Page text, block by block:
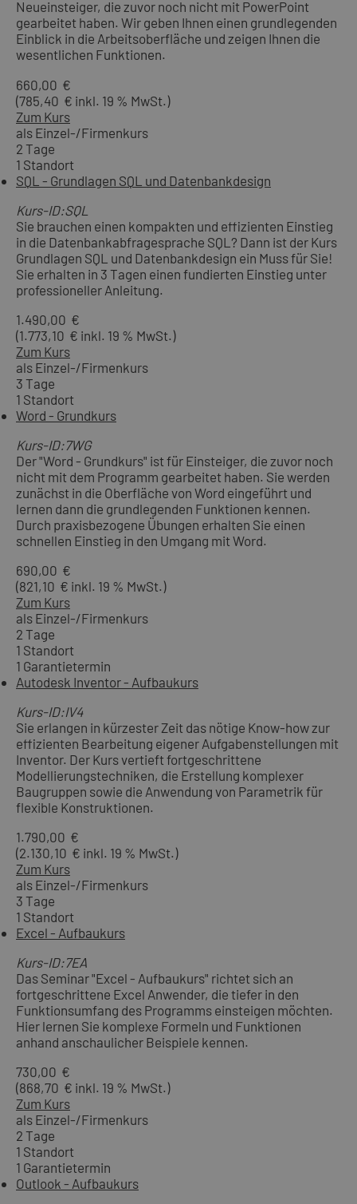
Neueinsteiger, die zuvor noch nicht mit PowerPoint
gearbeitet haben. Wir geben Ihnen einen grundlegenden
Einblick in die Arbeitsoberfläche und zeigen Ihnen die
wesentlichen Funktionen.
660,00 €
(785,40 € inkl. 19 % MwSt.)
Zum Kurs
als Einzel-/Firmenkurs
2 Tage
1 Standort
SQL - Grundlagen SQL und Datenbankdesign
Kurs-ID:SQL
Sie brauchen einen kompakten und effizienten Einstieg
in die Datenbankabfragesprache SQL? Dann ist der Kurs
Grundlagen SQL und Datenbankdesign ein Muss für Sie!
Sie erhalten in 3 Tagen einen fundierten Einstieg unter
professioneller Anleitung.
1.490,00 €
(1.773,10 € inkl. 19 % MwSt.)
Zum Kurs
als Einzel-/Firmenkurs
3 Tage
1 Standort
Word - Grundkurs
Kurs-ID:7WG
Der "Word - Grundkurs" ist für Einsteiger, die zuvor noch
nicht mit dem Programm gearbeitet haben. Sie werden
zunächst in die Oberfläche von Word eingeführt und
lernen dann die grundlegenden Funktionen kennen.
Durch praxisbezogene Übungen erhalten Sie einen
schnellen Einstieg in den Umgang mit Word.
690,00 €
(821,10 € inkl. 19 % MwSt.)
Zum Kurs
als Einzel-/Firmenkurs
2 Tage
1 Standort
1 Garantietermin
Autodesk Inventor - Aufbaukurs
Kurs-ID:IV4
Sie erlangen in kürzester Zeit das nötige Know-how zur
effizienten Bearbeitung eigener Aufgabenstellungen mit
Inventor. Der Kurs vertieft fortgeschrittene
Modellierungstechniken, die Erstellung komplexer
Baugruppen sowie die Anwendung von Parametrik für
flexible Konstruktionen.
1.790,00 €
(2.130,10 € inkl. 19 % MwSt.)
Zum Kurs
als Einzel-/Firmenkurs
3 Tage
1 Standort
Excel - Aufbaukurs
Kurs-ID:7EA
Das Seminar "Excel - Aufbaukurs" richtet sich an
fortgeschrittene Excel Anwender, die tiefer in den
Funktionsumfang des Programms einsteigen möchten.
Hier lernen Sie komplexe Formeln und Funktionen
anhand anschaulicher Beispiele kennen.
730,00 €
(868,70 € inkl. 19 % MwSt.)
Zum Kurs
als Einzel-/Firmenkurs
2 Tage
1 Standort
1 Garantietermin
Outlook - Aufbaukurs